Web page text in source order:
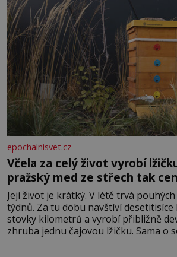
epochalnisvet.cz
Včela za celý život vyrobí
pražský med ze střech tak
Její život je krátký. V létě trvá
týdnů. Za tu dobu navštíví desetitisíce
stovky kilometrů a vyrobí přibližně
zhruba jednu čajovou lžičku. Sama o